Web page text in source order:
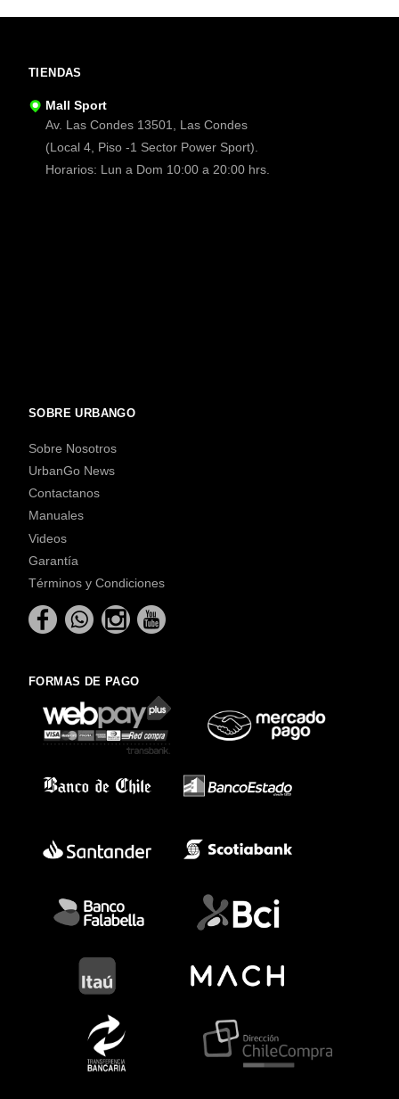
TIENDAS
Mall Sport
Av. Las Condes 13501, Las Condes
(Local 4, Piso -1 Sector Power Sport).
Horarios: Lun a Dom 10:00 a 20:00 hrs.
SOBRE URBANGO
Sobre Nosotros
UrbanGo News
Contactanos
Manuales
Videos
Garantía
Términos y Condiciones
FORMAS DE PAGO